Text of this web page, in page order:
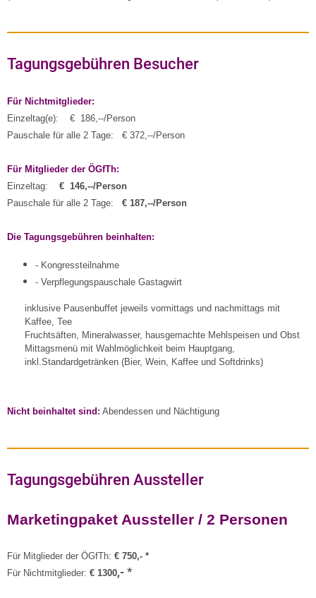
Tagungsgebühren Besucher
Für Nichtmitglieder:
Einzeltag(e): € 186,--/Person
Pauschale für alle 2 Tage: € 372,--/Person
Für Mitglieder der ÖGfTh:
Einzeltag:
€ 146,--/Person
Pauschale für alle 2 Tage: € 187,--/Person
Die Tagungsgebühren beinhalten:
- Kongressteilnahme
- Verpflegungspauschale Gastagwirt
inklusive Pausenbuffet jeweils vormittags und nachmittags mit
Kaffee, Tee
Fruchtsäften, Mineralwasser, hausgemachte Mehlspeisen und Obst
Mittagsmenü mit Wahlmöglichkeit beim Hauptgang,
inkl.Standardgetränken (Bier, Wein, Kaffee und Softdrinks)
Nicht beinhaltet sind : Abendessen und Nächtigung
Tagungsgebühren Aussteller
Marketingpaket Aussteller / 2 Personen
Für Mitglieder der ÖGfTh: € 750,- *
Für Nichtmitglieder: € 1300,- *